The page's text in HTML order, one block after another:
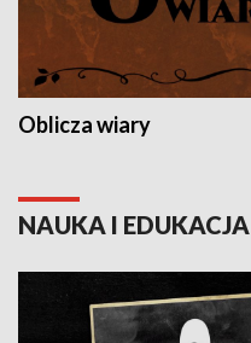
Oblicza wiary
NAUKA I EDUKACJA